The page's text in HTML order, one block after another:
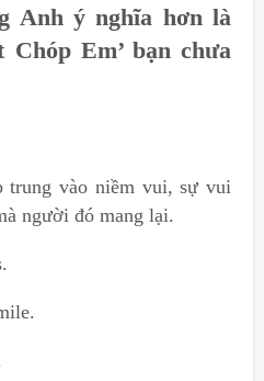
Anh ý nghĩa hơn là
Em’ bạn chưa
trung vào niềm vui, sự vui
người đó mang lại.